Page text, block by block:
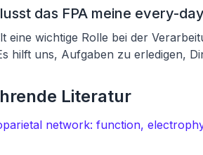
das FPA meine every-
eine wichtige Rolle bei der
hilft uns, Aufgaben zu erledigen,
Literatur
network: function,